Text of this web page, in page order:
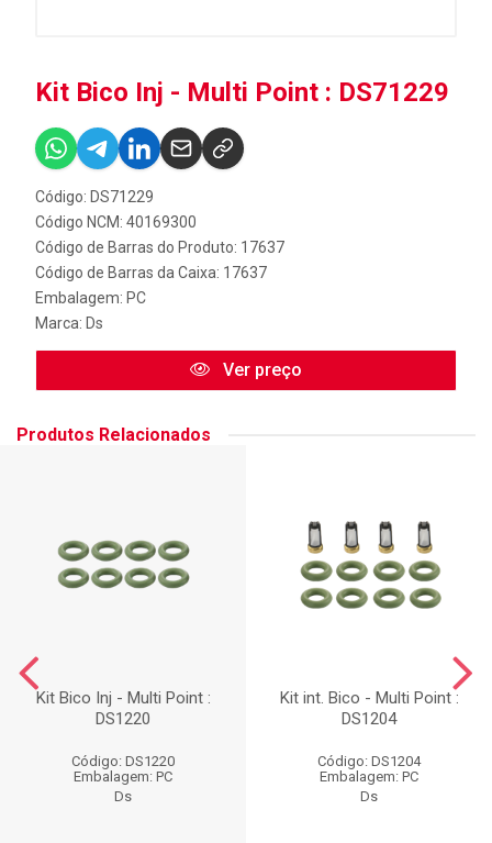
Kit Bico Inj - Multi Point : DS71229
Código: DS71229
Código NCM: 40169300
Código de Barras do Produto: 17637
Código de Barras da Caixa: 17637
Embalagem: PC
Marca: Ds
Ver preço
Produtos Relacionados
Kit Bico Inj - Multi Point :
DS1220
Código: DS1220
Embalagem: PC
Ds
Kit int. Bico - Multi Point :
DS1204
Código: DS1204
Embalagem: PC
Ds